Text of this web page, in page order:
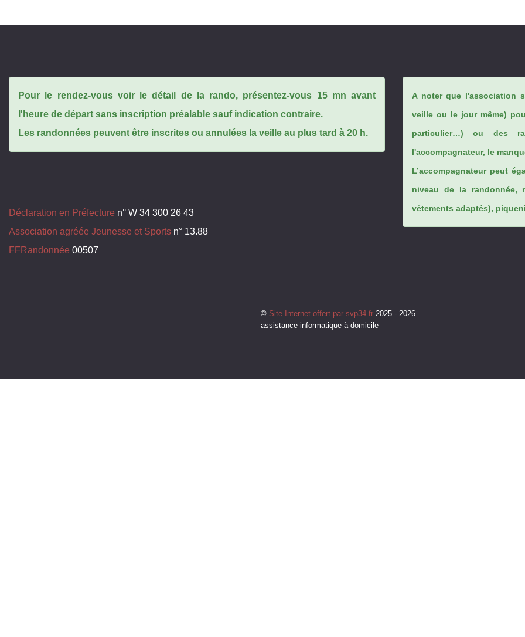
Pour le rendez-vous voir le détail de la rando, présentez-vous 15 mn avant
l'heure de départ sans inscription préalable sauf indication contraire.
Les randonnées peuvent être inscrites ou annulées la veille au plus tard à 20 h.
Déclaration en Préfecture n° W 34 300 26 43
Association agréée Jeunesse et Sports n° 13.88
FFRandonnée 00507
A noter que l'association
veille ou le jour même)
particulier…) ou des
l'accompagnateur, le
L’accompagnateur peut
niveau de la randonnée,
vêtements adaptés),
© Site Internet offert par svp34.fr 2025 - 2026
assistance informatique à domicile